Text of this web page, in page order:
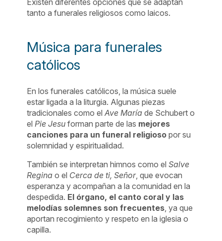
tanto a funerales religiosos como laicos.
Música para funerales
católicos
En los funerales católicos, la música suele
estar ligada a la liturgia. Algunas piezas
tradicionales como elAve María de Schubert o
el Pie Jesu forman parte de las mejores
canciones para un funeral religiosopor su
solemnidad y espiritualidad.
También se interpretan himnos como elSalve
Regina o el Cerca de ti, Señor, que evocan
esperanza y acompañan a la comunidad en la
despedida. El órgano, el canto coral y las
melodías solemnes son frecuentes , ya que
aportan recogimiento y respeto en la iglesia o
capilla.